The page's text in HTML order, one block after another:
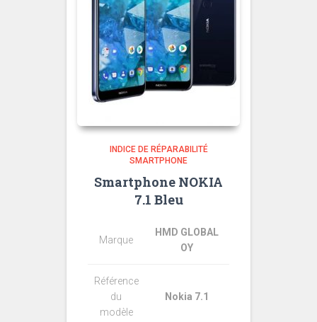
INDICE DE RÉPARABILITÉ
SMARTPHONE
Smartphone NOKIA
7.1 Bleu
Marque
HMD GLOBAL
OY
Référence
du
modèle
Nokia 7.1